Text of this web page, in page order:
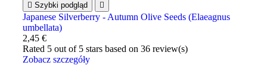
 Szybki podgląd 
Japanese Silverberry - Autumn Olive Seeds (Elaeagnus
umbellata)
2,45 €
Rated 5 out of 5 stars based on36 review(s)
Zobacz szczegóły